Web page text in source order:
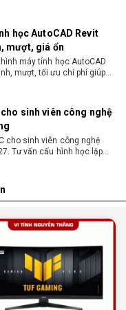
học AutoCAD Revit
mượt, giá ổn
máy tính học AutoCAD
mượt, tối ưu chi phí giúp
sinh viên công nghệ
cho sinh viên công nghệ
Tư vấn cấu hình học lập
laptop hay PC ?
sinh viên khi chọn máy học
tích để chọn thiết bị chuẩn
15–20 Triệu 2026: Cấu
15–20 triệu phù hợp ngành